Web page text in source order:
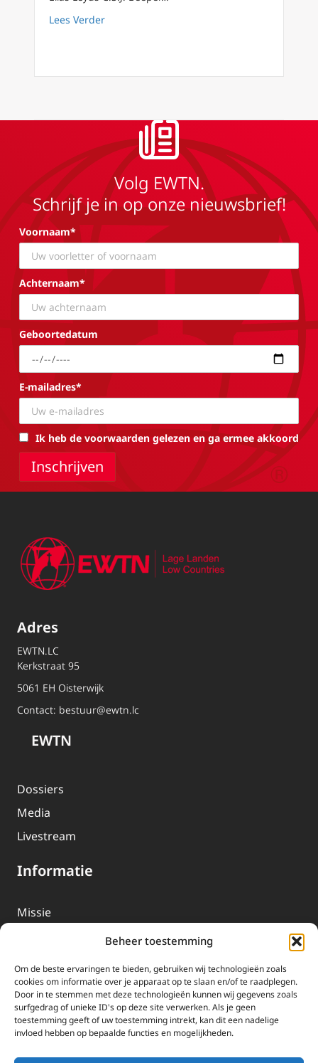
Beheer toestemming
Om de beste ervaringen te bieden, gebruiken wij technologieën zoals
cookies om informatie over je apparaat op te slaan en/of te raadplegen.
Door in te stemmen met deze technologieën kunnen wij gegevens zoals
surfgedrag of unieke ID's op deze site verwerken. Als je geen
toestemming geeft of uw toestemming intrekt, kan dit een nadelige
invloed hebben op bepaalde functies en mogelijkheden.
Lees Verderabout FilioQue 38 Beeper in the deep:
Volg EWTN.
Schrijf je in op onze nieuwsbrief!
Voornaam*
Achternaam*
Geboortedatum
E-mailadres*
Ik heb de voorwaarden gelezen en ga ermee akkoord
Adres
EWTN.LC
Kerkstraat 95
5061 EH Oisterwijk
Contact: bestuur@ewtn.lc
EWTN
Dossiers
Media
Livestream
Informatie
Missie
EWTN-Team
Organisatiegegevens
Doneren